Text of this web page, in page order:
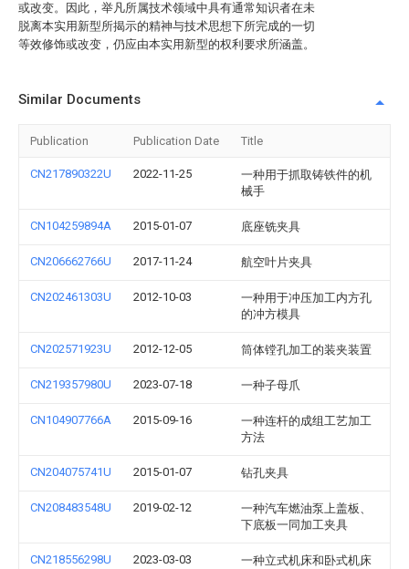
或改变。因此，举凡所属技术领域中具有通常知识者在未
脱离本实用新型所揭示的精神与技术思想下所完成的一切
等效修饰或改变，仍应由本实用新型的权利要求所涵盖。
Similar Documents
Publication Publication Date Title
CN217890322U 2022-11-25
一种用于抓取铸铁件的机
械手
CN104259894A 2015-01-07 底座铣夹具
CN206662766U 2017-11-24 航空叶片夹具
CN202461303U 2012-10-03
一种用于冲压加工内方孔
的冲方模具
CN202571923U 2012-12-05 筒体镗孔加工的装夹装置
CN219357980U 2023-07-18 一种子母爪
CN104907766A 2015-09-16
一种连杆的成组工艺加工
方法
CN204075741U 2015-01-07 钻孔夹具
CN208483548U 2019-02-12
一种汽车燃油泵上盖板、
下底板一同加工夹具
CN218556298U 2023-03-03
一种立式机床和卧式机床